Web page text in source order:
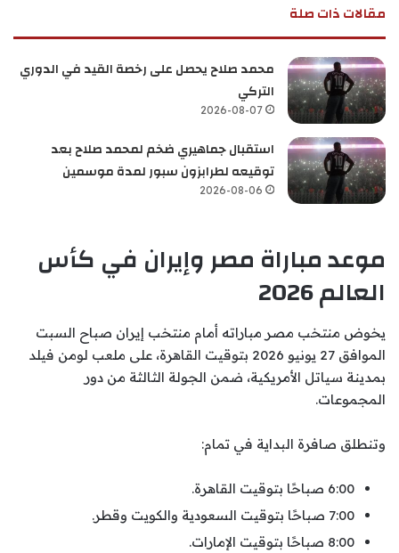
مقالات ذات صلة
محمد صلاح يحصل على رخصة القيد في الدوري
التركي
2026-08-07
استقبال جماهيري ضخم لمحمد صلاح بعد
توقيعه لطرابزون سبور لمدة موسمين
2026-08-06
موعد مباراة مصر وإيران في كأس
العالم 2026
يخوض منتخب مصر مباراته أمام منتخب إيران صباح السبت
الموافق 27 يونيو 2026 بتوقيت القاهرة، على ملعب لومن فيلد
بمدينة سياتل الأمريكية، ضمن الجولة الثالثة من دور
المجموعات.
وتنطلق صافرة البداية في تمام:
6:00 صباحًا بتوقيت القاهرة.
7:00 صباحًا بتوقيت السعودية والكويت وقطر.
8:00 صباحًا بتوقيت الإمارات.